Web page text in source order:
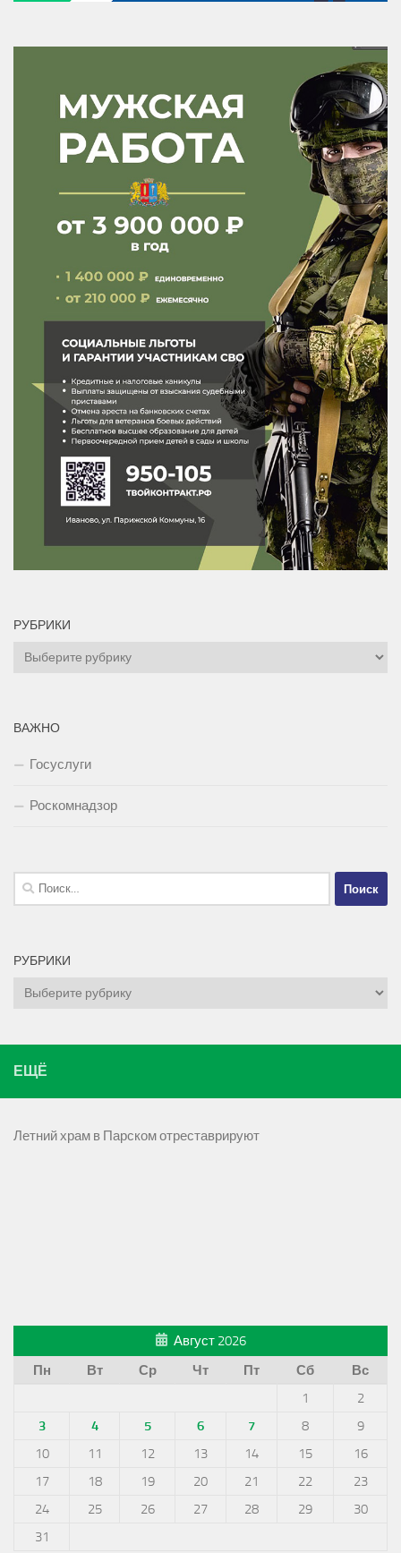
РУБРИКИ
Рубрики
ВАЖНО
Госуслуги
Роскомнадзор
Найти:
РУБРИКИ
Рубрики
ЕЩЁ
Летний храм в Парском отреставрируют
Август 2026
Пн
Вт Ср Чт Пт Сб
Вс
1
2
3
4 5 6 7 8
9
10
11 12 13 14 15
16
17
18 19 20 21 22
23
24
25 26 27 28 29
30
31